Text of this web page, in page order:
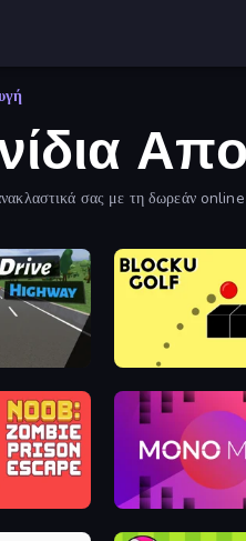
σας με τη δωρεάν
Bounce Blocku Golf
Escape Mono Move